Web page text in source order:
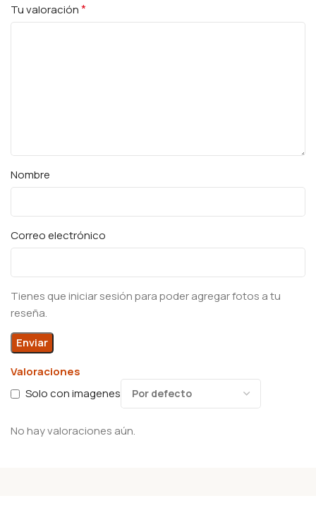
Valoraciones
Solo con imagenes
No hay valoraciones aún.
Tu valoración*
Nombre
Correo electrónico
Tienes que iniciar sesión para poder agregar fotos a tu
reseña.